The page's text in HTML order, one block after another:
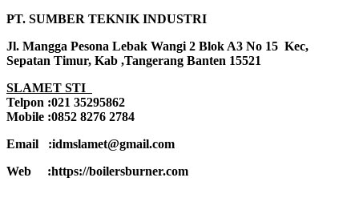
PT. SUMBER TEKNIK INDUSTRI
Jl. Mangga Pesona Lebak Wangi 2 Blok A3 No 15 Kec,
Sepatan Timur, Kab ,Tangerang Banten 15521
SLAMET STI
Telpon :021 35295862
Mobile :0852 8276 2784
Email :idmslamet@gmail.com
Web :https://boilersburner.com